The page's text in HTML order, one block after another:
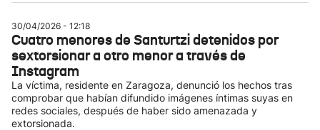
30/04/2026 - 12:18
Cuatro menores de Santurtzi detenidos por
sextorsionar a otro menor a través de
Instagram
La víctima, residente en Zaragoza, denunció los hechos tras
comprobar que habían difundido imágenes íntimas suyas en
redes sociales, después de haber sido amenazada y
extorsionada.